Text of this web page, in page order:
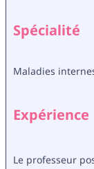
Spécialité
Maladies
Expérience
Le professeur